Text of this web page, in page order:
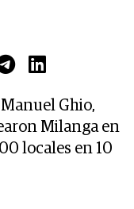
Ghio,
Milanga en
locales en 10